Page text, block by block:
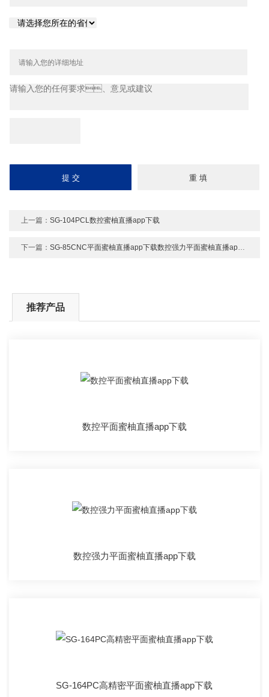
上一篇：SG-104PCL数控蜜柚直播app下载
下一篇：SG-85CNC平面蜜柚直播app下载数控强力平面蜜柚直播app下载
推荐产品
数控平面蜜柚直播app下载
数控强力平面蜜柚直播app下载
SG-164PC高精密平面蜜柚直播app下载